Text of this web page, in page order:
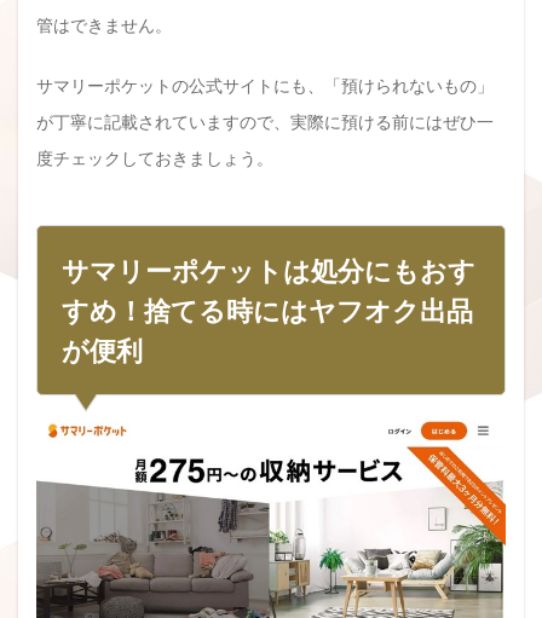
管はできません。
サマリーポケットの公式サイトにも、「預けられないもの」
が丁寧に記載されていますので、実際に預ける前にはぜひ一
度チェックしておきましょう。
サマリーポケットは処分にもおす
すめ！捨てる時にはヤフオク出品
が便利